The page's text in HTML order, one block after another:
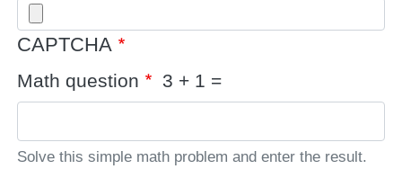
CAPTCHA
Math question 3 + 1 =
Solve this simple math problem and enter the result.